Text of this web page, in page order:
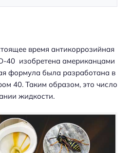
время антикоррозийная
40 изобретена американцами
формула была разработана в
40. Таким образом, это число
жидкости.